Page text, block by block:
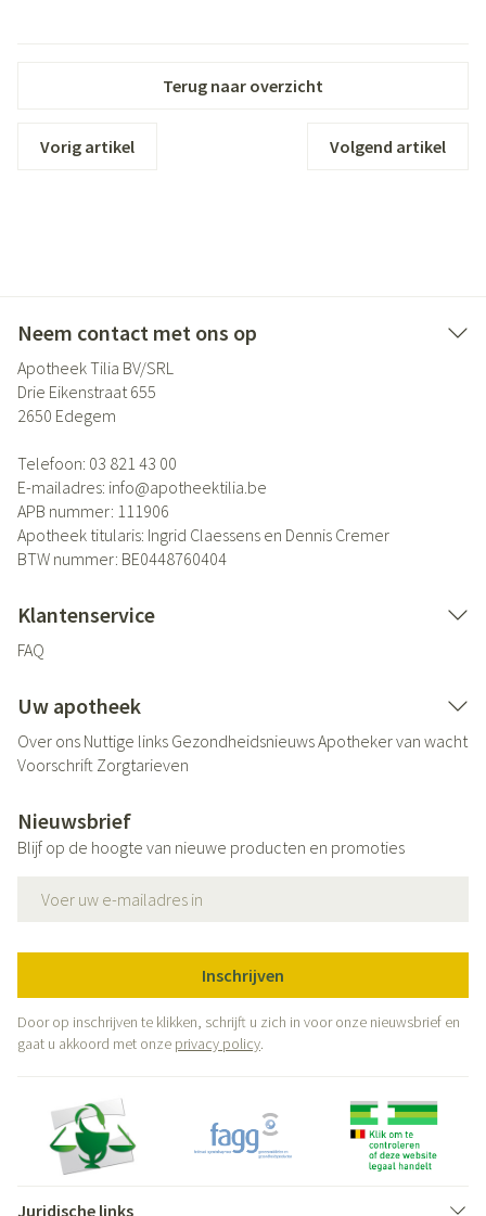
Terug naar overzicht
Vorig artikel Volgend artikel
Neem contact met ons op
Apotheek Tilia BV/SRL
Drie Eikenstraat 655
2650 Edegem
Telefoon: 03 821 43 00
E-mailadres: info@apotheektilia.be
APB nummer: 111906
Apotheek titularis: Ingrid Claessens en Dennis Cremer
BTW nummer: BE0448760404
Klantenservice
FAQ
Uw apotheek
Over ons Nuttige links GezondheidsnieuwsApotheker van wacht
Voorschrift Zorgtarieven
Nieuwsbrief
Blijf op de hoogte van nieuwe producten en promoties
Inschrijven
Door op inschrijven te klikken, schrijft u zich in voor onze nieuwsbrief en
gaat u akkoord met onze privacy policy.
Juridische links